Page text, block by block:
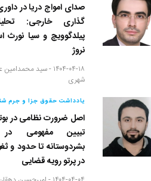
صدای امواج دریا در
گذاری خارجی:
پیلدگوویچ و سیا نورث
نروژ
۱۴۰۴-۰۴-۱۸ - سید محمدامین
شهری
یادداشت حقوق جزا و جرم
اصل ضرورت نظامی در
تبیین مفهومی
بشردوستانه تا حدود و
در پرتو رویه قضایی